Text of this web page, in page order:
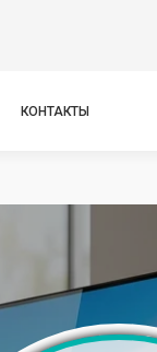
КОНТАКТЫ